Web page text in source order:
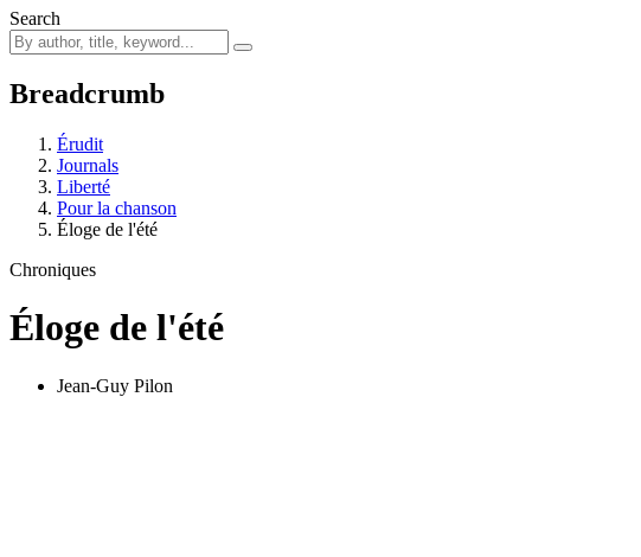
Search
Breadcrumb
Érudit
Journals
Liberté
Pour la chanson
Éloge de l'été
Chroniques
Éloge de l'été
Jean-Guy Pilon